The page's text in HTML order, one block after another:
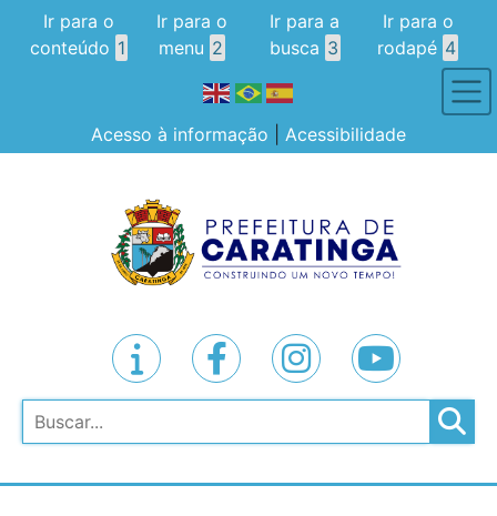
Ir para o
conteúdo 1
Ir para o
menu 2
Ir para a
busca 3
Ir para o
rodapé 4
Acesso à informação Acessibilidade
Pesquisar